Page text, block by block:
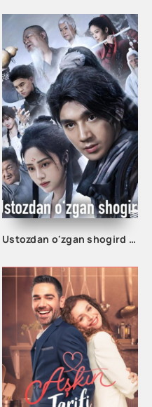
Ustozdan o'zgan shogird 1-2-3-10-20-30-50-60-70-80-90 Qism drama koreya seriali uzbek tilida Barcha qismlar